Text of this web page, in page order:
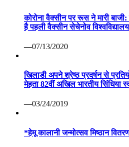
कोरोना वैक्सीन पर रूस ने मारी
है पहली वैक्सीन सेचेनोव
—07/13/2020
खिलाडी अपने श्रेष्ठ प्रदर्षन से
मेहता 82वीं अखिल भारतीय सिंधिया
—03/24/2019
*हेमू कालानी जन्मोत्सव मिष्ठान